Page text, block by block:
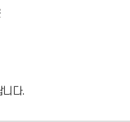
다.